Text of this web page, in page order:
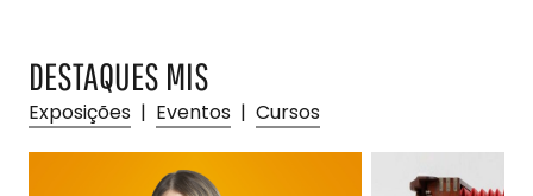
DESTAQUES MIS
Exposições | Eventos | Cursos